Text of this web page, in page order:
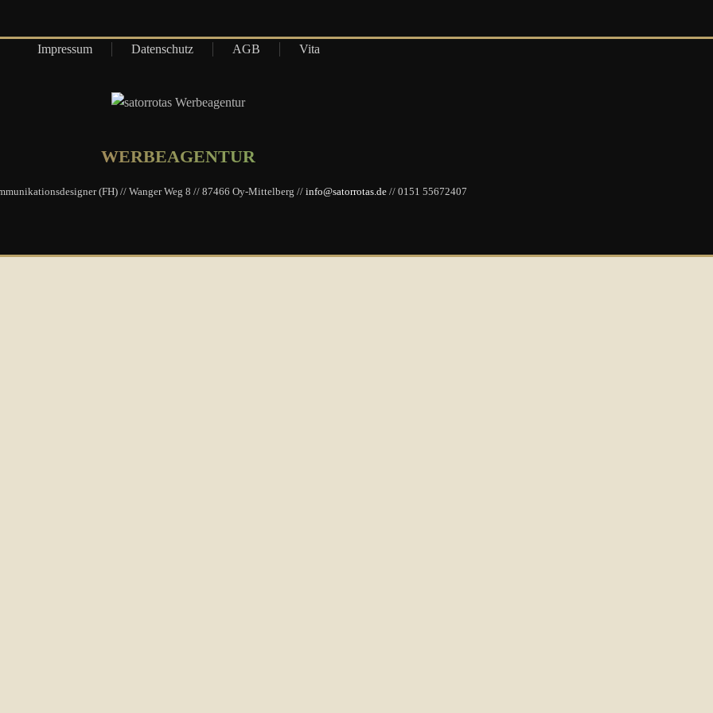
Impressum Datenschutz AGB Vita
WERBEAGENTUR
(FH) // Wanger Weg 8 // 87466 Oy-Mittelberg // info@satorrotas.de // 0151 55672407